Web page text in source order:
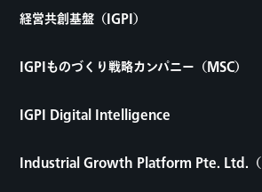
経営共創基盤（IGPI）
IGPIものづくり戦略カンパニー（MSC）
IGPI Digital Intelligence
Industrial Growth Platform Pte. Ltd.（